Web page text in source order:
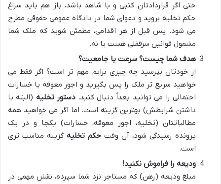
حتی اگر قراردادتان کتبی و با شاهد باشد، باز هم باید سراغ
حکم تخلیه بروید و دعوای شما در دادگاه عمومی حقوقی مطرح
می شود. پس قبل از هر اقدامی، مطمئن شوید که ملک شما
مشمول قوانین سرقفلی هست یا نه.
هدف شما چیست؟ سرعت یا جامعیت؟
از خودتان بپرسید چه چیزی برایم مهم تر است؟ اگر فقط می
خواهید سریع تر ملک را پس بگیرید و اجور معوقه یا خسارات
احتمالی را می توانید بعداً دنبال کنید، دستور تخلیه (البته با
داشتن شرایطش) بهترین گزینه است. اما اگر می خواهید همه
مطالباتتان (تخلیه، اجور معوقه، خسارات) یکجا و در یک
پرونده رسیدگی شود، آن وقت حکم تخلیه گزینه مناسب تری
است.
ودیعه را فراموش نکنید!
مبلغ ودیعه (رهن) که مستاجر نزد شما سپرده، نقش مهمی در